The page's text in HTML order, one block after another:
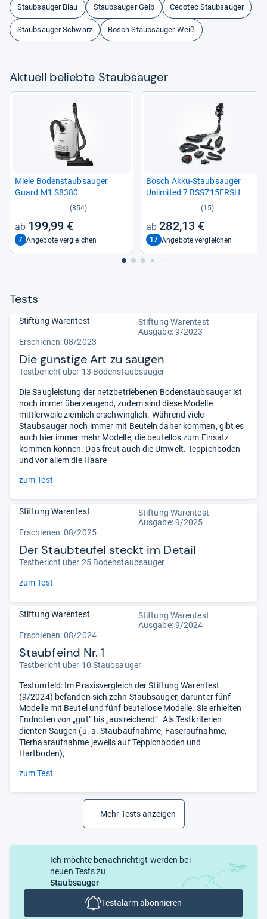
Staubsauger Blau Staubsauger Gelb Cecotec Staubsauger
Staubsauger Schwarz Bosch Staubsauger Weiß
Aktu­ell beliebte Staub­sau­ger
Miele Boden­staub­sau­ger
Guard M1 S8380
(854)
199,99 €
7 Angebote vergleichen
Bosch Akku-​Staub­sau­ger
Unlimi­ted 7 BSS715FRSH
(15)
282,13 €
17 Angebote vergleichen
Tests
Stiftung Warentest
Stiftung Warentest
Ausgabe: 9/2023
Erschienen: 08/2023
Die günstige Art zu saugen
Testbericht über 13 Bodenstaubsauger
Die Saugleistung der netzbetriebenen Bodenstaubsauger ist
noch immer überzeugend, zudem sind diese Modelle
mittlerweile ziemlich erschwinglich. Während viele
Staubsauger noch immer mit Beuteln daher kommen, gibt es
auch hier immer mehr Modelle, die beutellos zum Einsatz
kommen können. Das freut auch die Umwelt. Teppichböden
und vor allem die Haare
zum Test
Stiftung Warentest
Stiftung Warentest
Ausgabe: 9/2025
Erschienen: 08/2025
Der Staubteufel steckt im Detail
Testbericht über 25 Bodenstaubsauger
zum Test
Stiftung Warentest
Stiftung Warentest
Ausgabe: 9/2024
Erschienen: 08/2024
Staubfeind Nr. 1
Testbericht über 10 Staubsauger
Testumfeld: Im Praxisvergleich der Stiftung Warentest
(9/2024) befanden sich zehn Staubsauger, darunter fünf
Modelle mit Beutel und fünf beutellose Modelle. Sie erhielten
Endnoten von „gut“ bis „ausreichend“. Als Testkriterien
dienten Saugen (u. a. Staubaufnahme, Faseraufnahme,
Tierhaaraufnahme jeweils auf Teppichboden und
Hartboden),
zum Test
Mehr Tests anzeigen
Ich möchte benachrichtigt werden bei
neuen Tests zu
Staubsauger
Testalarm abonnieren